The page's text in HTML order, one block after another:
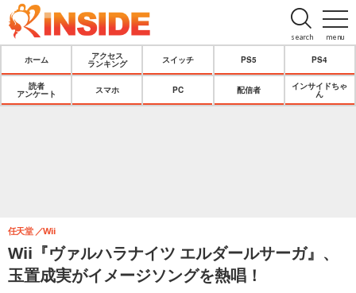
menu
search
ホーム
アクセス
ランキング
スイッチ PS5 PS4
読者
アンケート
スマホ PC 配信者
インサイドちゃ
ん
Wii『ヴァルハラナイツ エルダールサーガ』、
玉置成実がイメージソングを熱唱！
任天堂 Wii